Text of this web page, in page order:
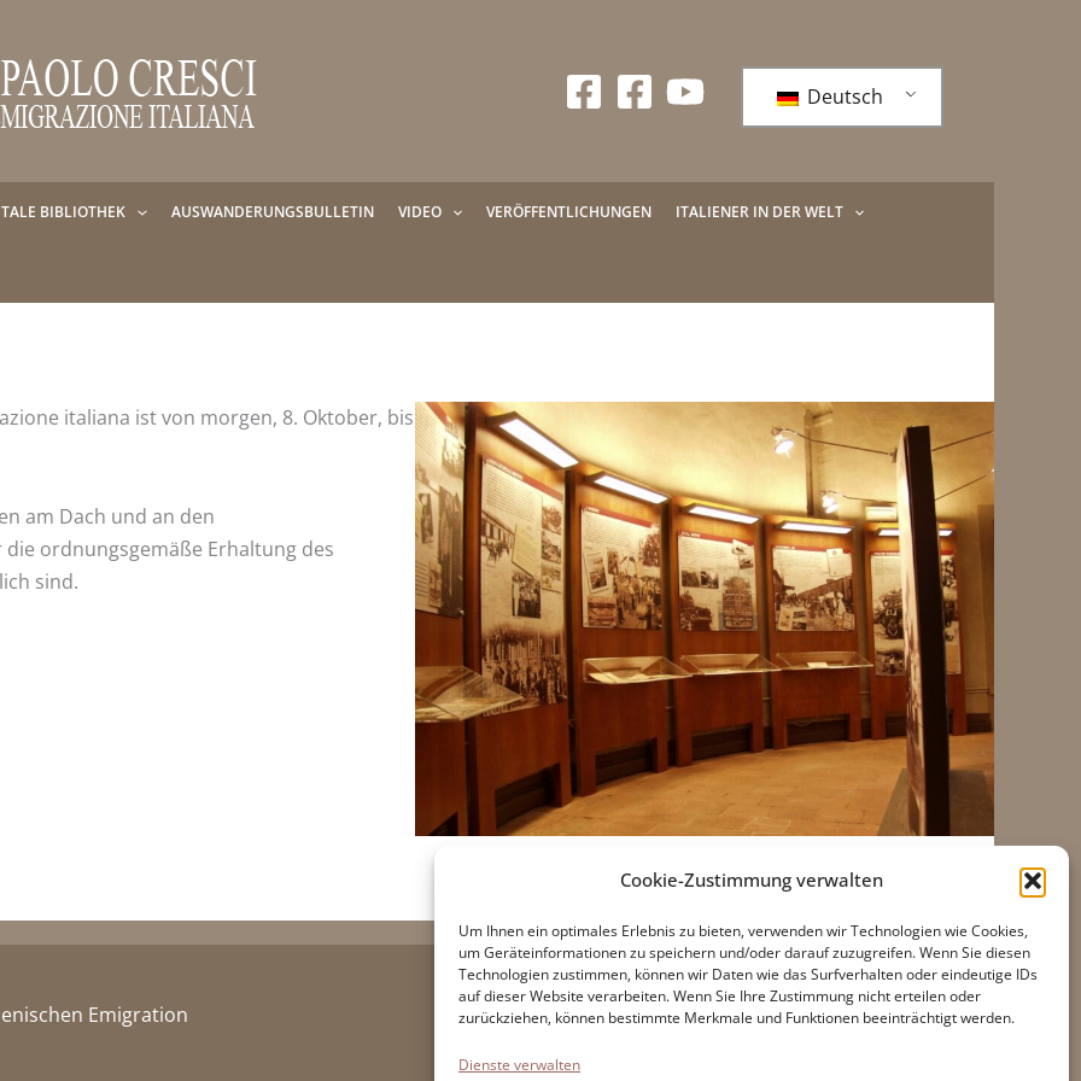
Cookie-Zustimmung verwalten
Um Ihnen ein optimales Erlebnis zu bieten, verwenden wir Technologien wie Cookies,
um Geräteinformationen zu speichern und/oder darauf zuzugreifen. Wenn Sie diesen
Technologien zustimmen, können wir Daten wie das Surfverhalten oder eindeutige IDs
auf dieser Website verarbeiten. Wenn Sie Ihre Zustimmung nicht erteilen oder
zurückziehen, können bestimmte Merkmale und Funktionen beeinträchtigt werden.
Dienste verwalten
Deutsch
BIBLIOTHEK AUSWANDERUNGSBULLETIN VIDEO VERÖFFENTLICHUNGEN ITALIENER IN DER WELT
italiana ist von morgen, 8. Oktober, bis
am Dach und an den
ordnungsgemäße Erhaltung des
sind.
Emigration
Erreichbarkeit